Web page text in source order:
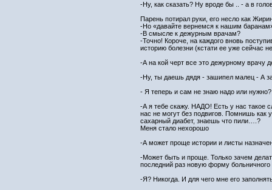
-Ну, как сказать? Ну вроде бы .. - а в
Парень потирал руки, его несло как
-Но «давайте вернемся к нашим
-В смысле к дежурным врачам?
-Точно! Короче, на каждого вновь
историю болезни (кстати ее уже сейчас
-А на кой черт все это дежурному врачу
-Ну, ты даешь дядя - зашипел малец - А
- Я теперь и сам не знаю надо или
-А я тебе скажу. НАДО! Есть у нас такое
нас не могут без подвигов. Помнишь как
сахарный диабет, знаешь что пили….?
Меня стало нехорошо
-А может проще истории и листы
-Может быть и проще. Только зачем
последний раз новую форму больничного
-Я? Никогда. И для чего мне его